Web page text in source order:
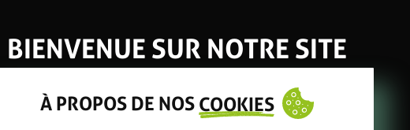
BIENVENUE SUR NOTRE SITE
À PROPOS DE NOS COOKIES